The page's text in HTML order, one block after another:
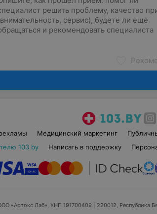
Медицинский маркетинг
103.by
Написать в поддержку
«Артокс Лаб», УНП 191700409 | 220012, Республика